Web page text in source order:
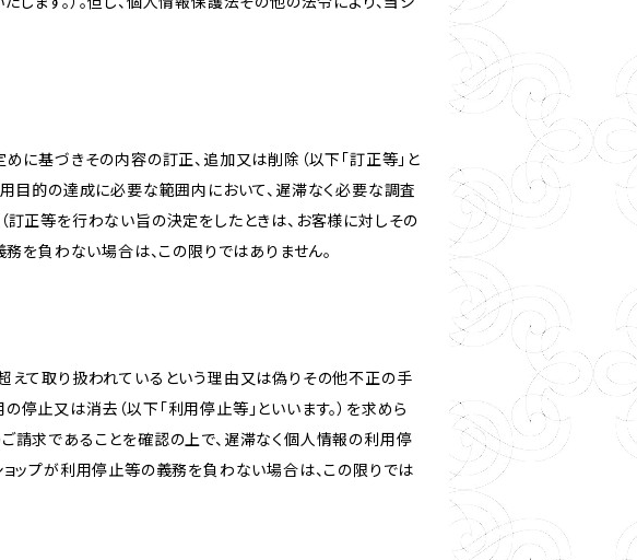
に基づきその内容の訂正、追加又は削除（以下「訂正等」と
目的の達成に必要な範囲内において、遅滞なく必要な調査
訂正等を行わない旨の決定をしたときは、お客様に対しその
を負わない場合は、この限りではありません。
えて取り扱われているという理由又は偽りその他不正の手
止又は消去（以下「利用停止等」といいます。）を求めら
請求であることを確認の上で、遅滞なく個人情報の利用停
ップが利用停止等の義務を負わない場合は、この限りでは